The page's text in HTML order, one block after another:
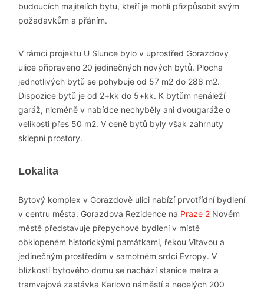
budoucích majitelích bytu, kteří je mohli přizpůsobit svým
požadavkům a přáním.
V rámci projektu U Slunce bylo v uprostřed Gorazdovy
ulice připraveno 20 jedinečných nových bytů. Plocha
jednotlivých bytů se pohybuje od 57 m2 do 288 m2.
Dispozice bytů je od 2+kk do 5+kk. K bytům nenáleží
garáž, nicméně v nabídce nechyběly ani dvougaráže o
velikosti přes 50 m2. V ceně bytů byly však zahrnuty
sklepní prostory.
Lokalita
Bytový komplex v Gorazdově ulici nabízí prvotřídní bydlení
v centru města. Gorazdova Rezidence na Praze 2 Novém
městě představuje přepychové bydlení v místě
obklopeném historickými památkami, řekou Vltavou a
jedinečným prostředím v samotném srdci Evropy. V
blízkosti bytového domu se nachází stanice metra a
tramvajová zastávka Karlovo náměstí a necelých 200